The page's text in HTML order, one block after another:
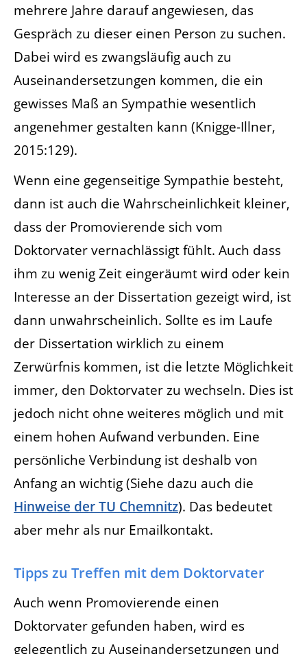
mehrere Jahre darauf angewiesen, das
Gespräch zu dieser einen Person zu suchen.
Dabei wird es zwangsläufig auch zu
Auseinandersetzungen kommen, die ein
gewisses Maß an Sympathie wesentlich
angenehmer gestalten kann (Knigge-Illner,
2015:129).
Wenn eine gegenseitige Sympathie besteht,
dann ist auch die Wahrscheinlichkeit kleiner,
dass der Promovierende sich vom
Doktorvater vernachlässigt fühlt. Auch dass
ihm zu wenig Zeit eingeräumt wird oder kein
Interesse an der Dissertation gezeigt wird, ist
dann unwahrscheinlich. Sollte es im Laufe
der Dissertation wirklich zu einem
Zerwürfnis kommen, ist die letzte Möglichkeit
immer, den Doktorvater zu wechseln. Dies ist
jedoch nicht ohne weiteres möglich und mit
einem hohen Aufwand verbunden. Eine
persönliche Verbindung ist deshalb von
Anfang an wichtig (Siehe dazu auch die
Hinweise der TU Chemnitz). Das bedeutet
aber mehr als nur Emailkontakt.
Tipps zu Treffen mit dem Doktorvater
Auch wenn Promovierende einen
Doktorvater gefunden haben, wird es
gelegentlich zu Auseinandersetzungen und